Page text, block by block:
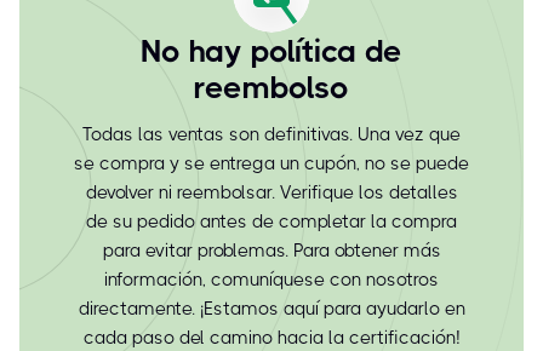
No hay política de
reembolso
Todas las ventas son definitivas. Una vez que
se compra y se entrega un cupón, no se puede
devolver ni reembolsar. Verifique los detalles
de su pedido antes de completar la compra
para evitar problemas. Para obtener más
información, comuníquese con nosotros
directamente. ¡Estamos aquí para ayudarlo en
cada paso del camino hacia la certificación!